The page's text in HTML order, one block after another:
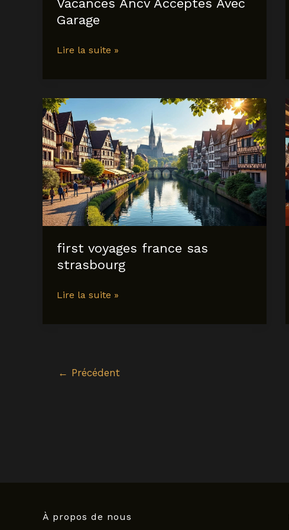
Vacances Ancv Acceptes Avec
Garage
Location
Bains
Dunkerque
A
Metres
De
La
Mer
Wifi
Fibre
Cheques
Ancv
Avec
Lire la suite »
first voyages france sas
strasbourg
first
Lire la suite »
← Précédent
À propos de nous